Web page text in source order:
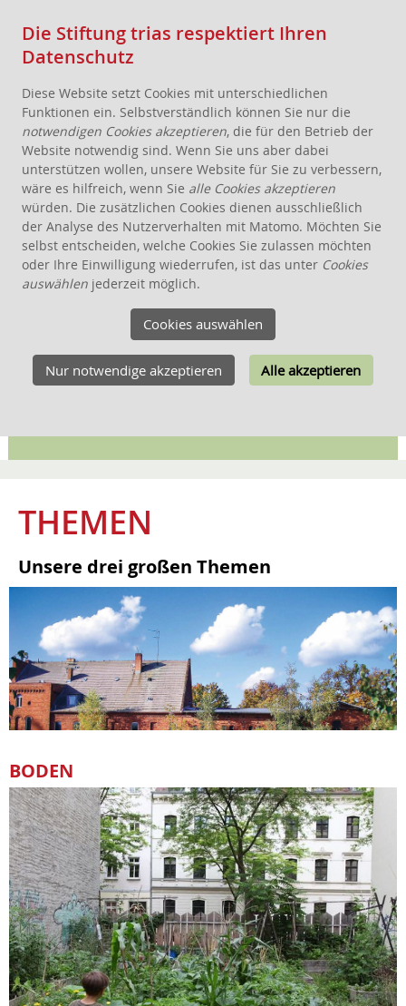
AKTUELLES
STIFTUNG
THEMEN
BODEN
ÖKOLOGIE
WOHNEN
ANGEBOTE FÜR WOHNPROJEKTE
SCHENKEN, STIFTEN, VERERBEN
THEMEN
Unsere drei großen Themen
BODEN
Die Stiftung trias respektiert Ihren
Datenschutz
Diese Website setzt Cookies mit unterschiedlichen
Funktionen ein. Selbstverständlich können Sie nur die
notwendigen Cookies akzeptieren, die für den Betrieb der
Website notwendig sind. Wenn Sie uns aber dabei
unterstützen wollen, unsere Website für Sie zu verbessern,
wäre es hilfreich, wenn Sie alle Cookies akzeptieren
würden. Die zusätzlichen Cookies dienen ausschließlich
der Analyse des Nutzerverhalten mit Matomo. Möchten Sie
selbst entscheiden, welche Cookies Sie zulassen möchten
oder Ihre Einwilligung wiederrufen, ist das unter Cookies
auswählen jederzeit möglich.
Cookies auswählen
Nur notwendige akzeptieren Alle akzeptieren